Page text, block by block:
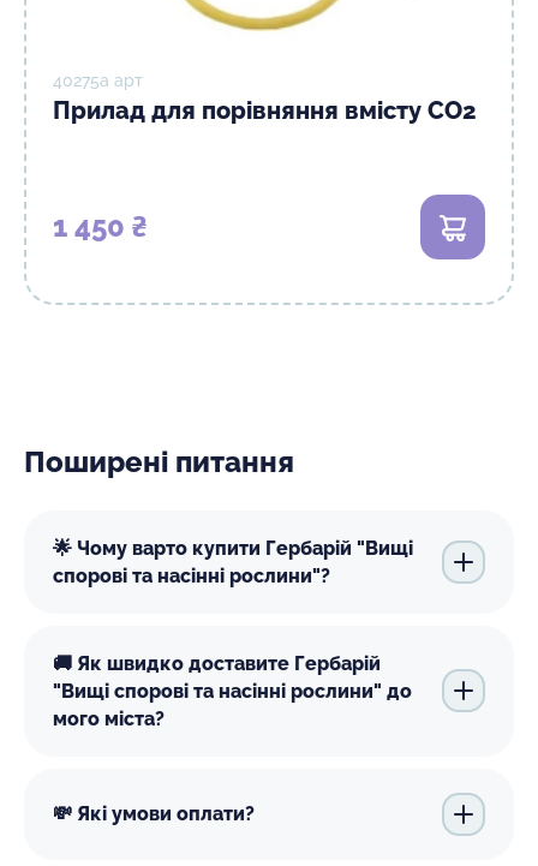
40275а арт
Прилад для порівняння вмісту СО2
1 450 ₴ В кошик
Поширені питання
🌟 Чому варто купити Гербарій "Вищі
спорові та насінні рослини"?
🚚 Як швидко доставите Гербарій
"Вищі спорові та насінні рослини" до
мого міста?
💸 Які умови оплати?